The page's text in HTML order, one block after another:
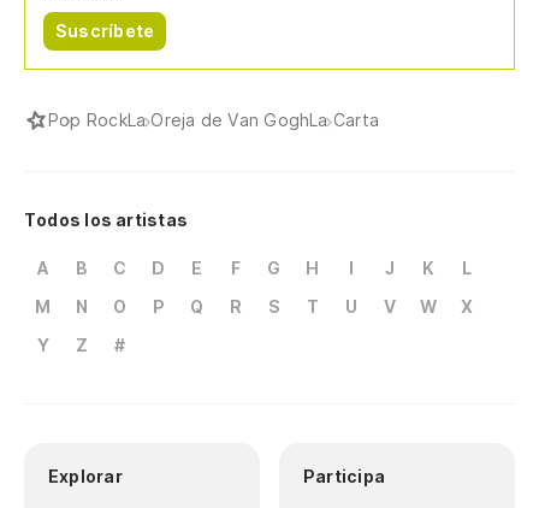
Suscríbete
Pop RockLa Oreja de Van GoghLa Carta
Todos los artistas
A B C D E F G H I J K
L
M
N O P Q R S T U V W
X
Y
Z #
Explorar Participa